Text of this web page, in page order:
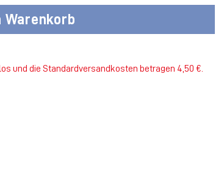
Warenkorb
und die Standardversandkosten betragen 4,50 €.